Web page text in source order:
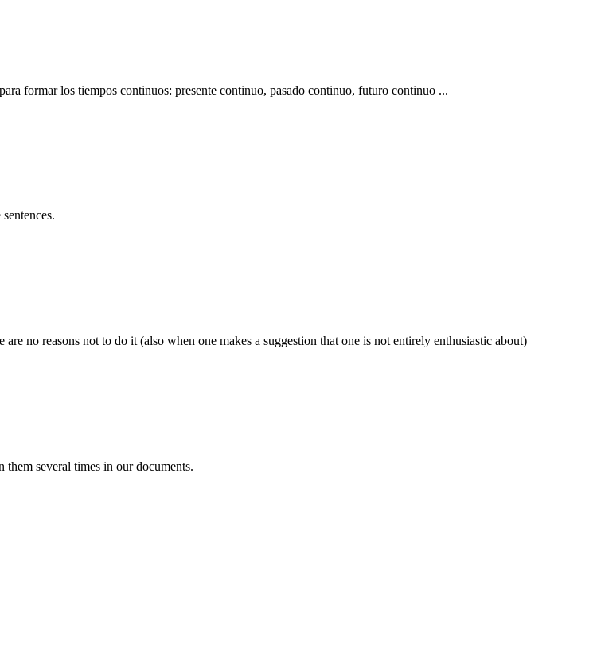
formar los tiempos continuos: presente continuo, pasado continuo, futuro continuo ...
are no reasons not to do it (also when one makes a suggestion that one is not entirely enthusiastic about)
them several times in our documents.